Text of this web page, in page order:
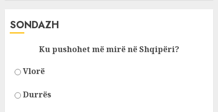
SONDAZH
Ku pushohet më mirë në Shqipëri?
Vlorë
Durrës